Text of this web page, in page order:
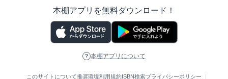
本棚アプリを無料ダウンロード！
本棚アプリについて
このサイトについて推奨環境利用規約 ISBN検索プライバシーポリシー